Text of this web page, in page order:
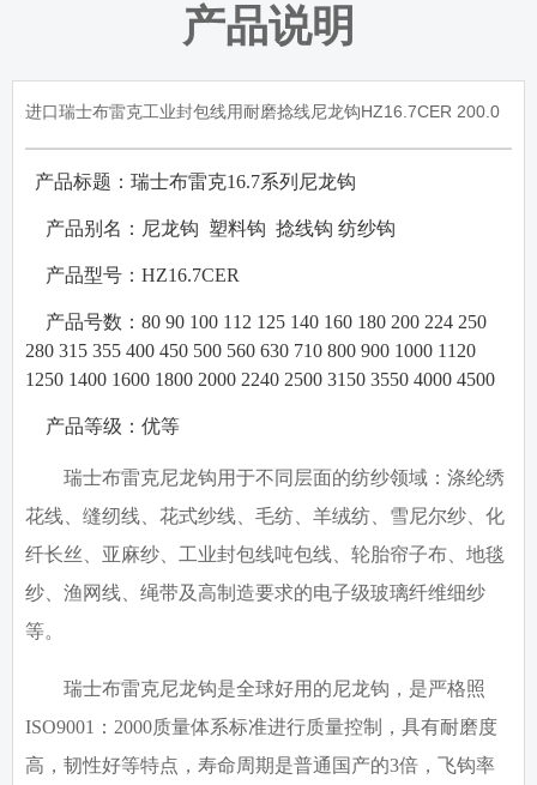
产品说明
进口瑞士布雷克工业封包线用耐磨捻线尼龙钩HZ16.7CER 200.0
产品标题：瑞士布雷克16.7系列尼龙钩
产品别名： 尼龙钩 塑料钩 捻线钩 纺纱钩
产品型号：HZ16.7CER
产品号数：80 90 100 112 125 140 160 180 200 224 250
280 315 355 400 450 500 560 630 710 800 900 1000 1120
1250 1400 1600 1800 2000 2240 2500 3150 3550 4000 4500
产品等级：优等
瑞士布雷克尼龙钩用于不同层面的纺纱领域：涤纶绣
花线、缝纫线、花式纱线、毛纺、羊绒纺、雪尼尔纱、化
纤长丝、亚麻纱、工业封包线吨包线、轮胎帘子布、地毯
纱、渔网线、绳带及高制造要求的电子级玻璃纤维细纱
等。
瑞士布雷克尼龙钩是全球好用的尼龙钩，是严格照
ISO9001 ： 2000质量体系标准进行质量控制，具有耐磨度
高，韧性好等特点，寿命周期是普通国产的3倍，飞钩率